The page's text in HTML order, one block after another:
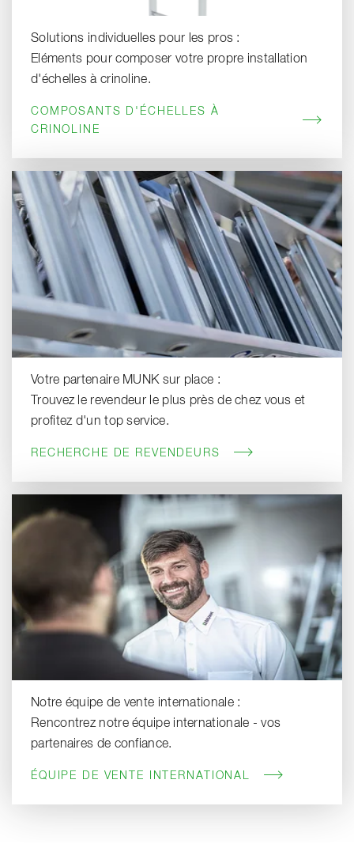
Solutions individuelles pour les pros :
Eléments pour composer votre propre installation
d'échelles à crinoline.
COMPOSANTS D'ÉCHELLES À
CRINOLINE
Votre partenaire MUNK sur place :
Trouvez le revendeur le plus près de chez vous et
profitez d'un top service.
RECHERCHE DE REVENDEURS
Notre équipe de vente internationale :
Rencontrez notre équipe internationale - vos
partenaires de confiance.
ÉQUIPE DE VENTE INTERNATIONAL